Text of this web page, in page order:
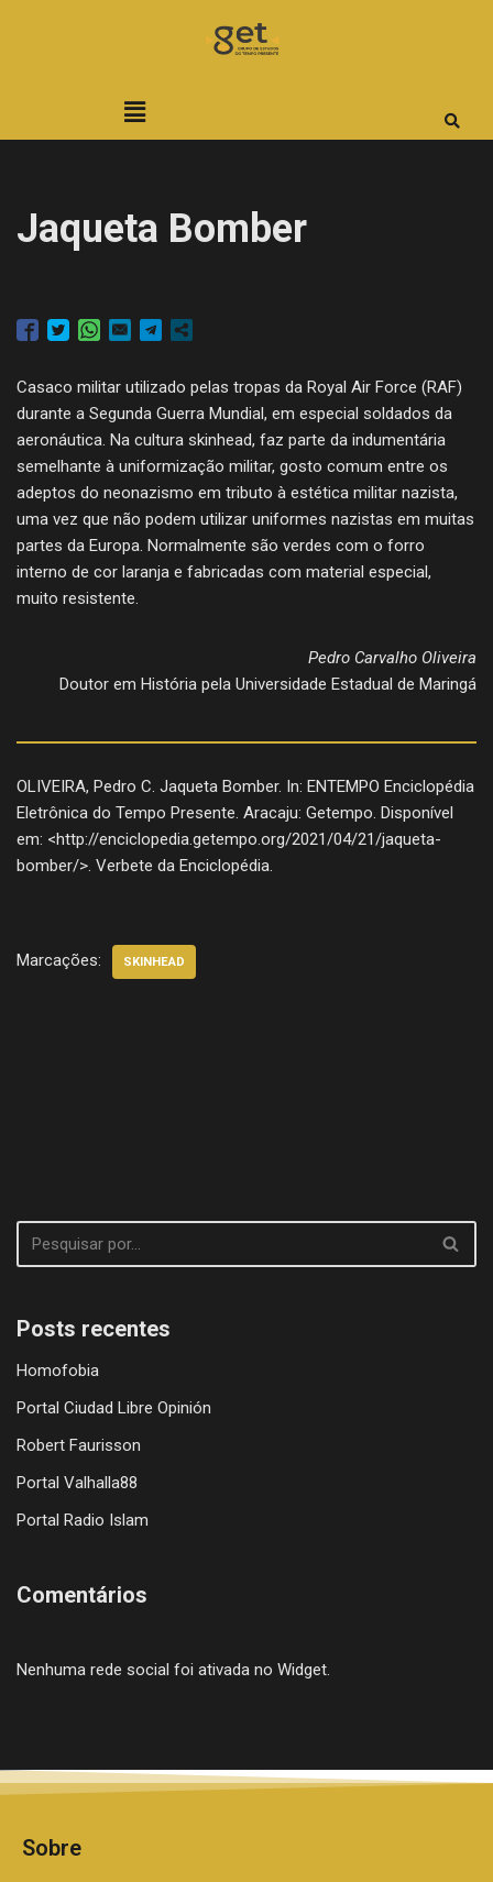
conteúdo
Jaqueta Bomber
Casaco militar utilizado pelas tropas da Royal Air Force (RAF)
durante a Segunda Guerra Mundial, em especial soldados da
aeronáutica. Na cultura skinhead, faz parte da indumentária
semelhante à uniformização militar, gosto comum entre os
adeptos do neonazismo em tributo à estética militar nazista,
uma vez que não podem utilizar uniformes nazistas em muitas
partes da Europa. Normalmente são verdes com o forro
interno de cor laranja e fabricadas com material especial,
muito resistente.
Pedro Carvalho Oliveira
Doutor em História pela Universidade Estadual de Maringá
OLIVEIRA, Pedro C. Jaqueta Bomber. In: ENTEMPO Enciclopédia
Eletrônica do Tempo Presente. Aracaju: Getempo. Disponível
em: <http://enciclopedia.getempo.org/2021/04/21/jaqueta-
bomber/>. Verbete da Enciclopédia.
Marcações: SKINHEAD
Posts recentes
Homofobia
Portal Ciudad Libre Opinión
Robert Faurisson
Portal Valhalla88
Portal Radio Islam
Comentários
Nenhuma rede social foi ativada no Widget.
Sobre